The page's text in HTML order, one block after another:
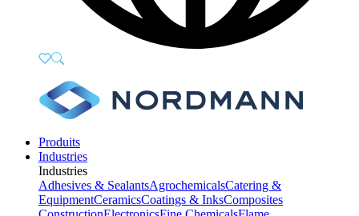
Produits
Industries
Industries
Adhesives & SealantsAgrochemicalsCatering &
EquipmentCeramicsCoatings & InksComposites